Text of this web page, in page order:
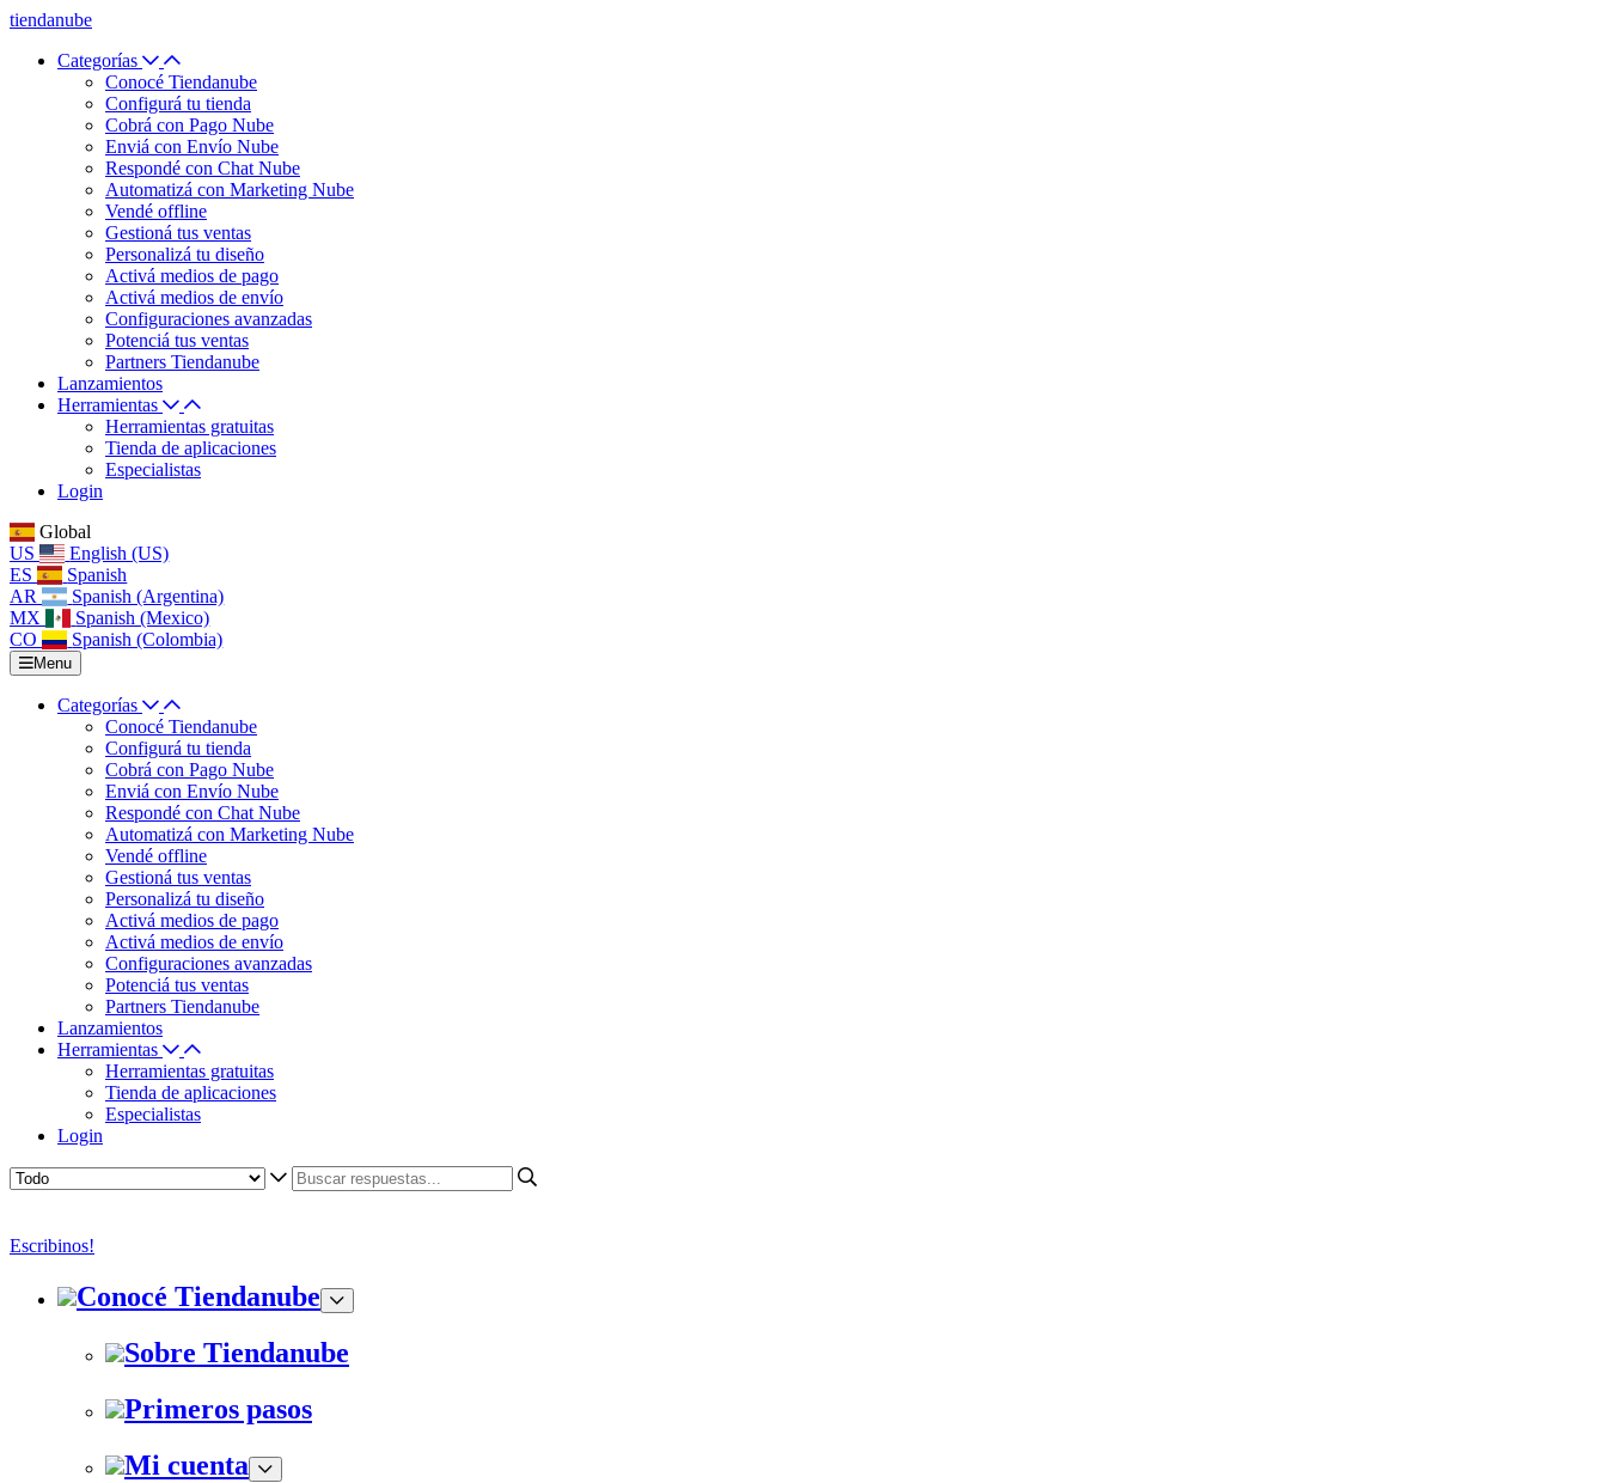
tiendanube
Categorías
Conocé Tiendanube
Configurá tu tienda
Cobrá con Pago Nube
Enviá con Envío Nube
Respondé con Chat Nube
Automatizá con Marketing Nube
Vendé offline
Gestioná tus ventas
Personalizá tu diseño
Activá medios de pago
Activá medios de envío
Configuraciones avanzadas
Potenciá tus ventas
Partners Tiendanube
Lanzamientos
Herramientas
Herramientas gratuitas
Tienda de aplicaciones
Especialistas
Login
Global
US
English (US)
ES
Spanish
AR
Spanish (Argentina)
MX
Spanish (Mexico)
CO
Spanish (Colombia)
Menu
Categorías
Conocé Tiendanube
Configurá tu tienda
Cobrá con Pago Nube
Enviá con Envío Nube
Respondé con Chat Nube
Automatizá con Marketing Nube
Vendé offline
Gestioná tus ventas
Personalizá tu diseño
Activá medios de pago
Activá medios de envío
Configuraciones avanzadas
Potenciá tus ventas
Partners Tiendanube
Lanzamientos
Herramientas
Herramientas gratuitas
Tienda de aplicaciones
Especialistas
Login
Escribinos!
Conocé Tiendanube
Sobre Tiendanube
Primeros pasos
Mi cuenta